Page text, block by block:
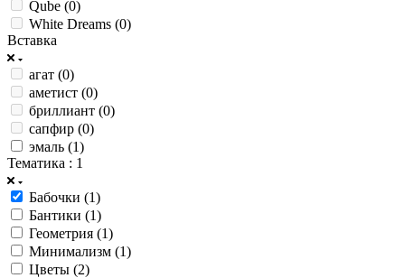
Qube (0)
White Dreams (0)
Вставка
агат (0)
аметист (0)
бриллиант (0)
сапфир (0)
эмаль (1)
Тематика : 1
Бабочки (1)
Бантики (1)
Геометрия (1)
Минимализм (1)
Цветы (2)